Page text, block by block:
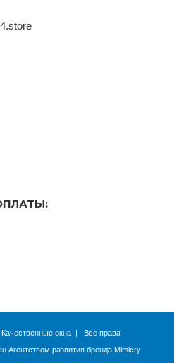
Качественные окна | Все права
Агентством развития бренда Mimicry